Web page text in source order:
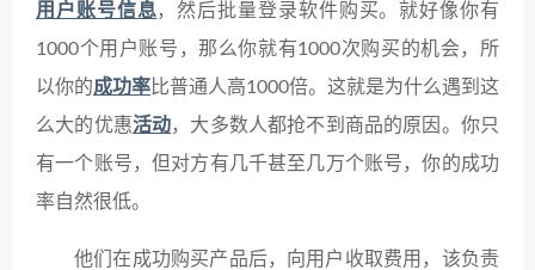
用户账号信息，然后批量登录软件购买。就好像你有
1000个用户账号，那么你就有1000次购买的机会，所
以你的成功率比普通人高1000倍。这就是为什么遇到这
么大的优惠活动，大多数人都抢不到商品的原因。你只
有一个账号，但对方有几千甚至几万个账号，你的成功
率自然很低。
他们在成功购买产品后，向用户收取费用，该负责